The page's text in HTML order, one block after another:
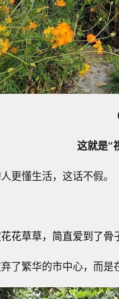
这就是“
更懂生活，这话不假。
花草草，简直爱到了骨
了繁华的市中心，而是